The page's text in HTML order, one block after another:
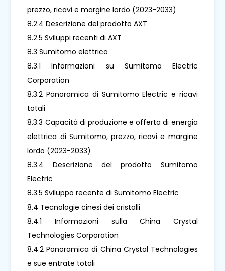
prezzo, ricavi e margine lordo (2023-2033)
8.2.4 Descrizione del prodotto AXT
8.2.5 Sviluppi recenti di AXT
8.3 Sumitomo elettrico
8.3.1 Informazioni su Sumitomo Electric
Corporation
8.3.2 Panoramica di Sumitomo Electric e ricavi
totali
8.3.3 Capacità di produzione e offerta di energia
elettrica di Sumitomo, prezzo, ricavi e margine
lordo (2023-2033)
8.3.4 Descrizione del prodotto Sumitomo
Electric
8.3.5 Sviluppo recente di Sumitomo Electric
8.4 Tecnologie cinesi dei cristalli
8.4.1 Informazioni sulla China Crystal
Technologies Corporation
8.4.2 Panoramica di China Crystal Technologies
e sue entrate totali